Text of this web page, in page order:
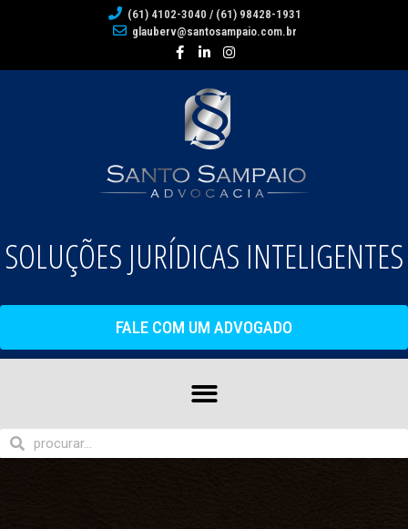
(61) 4102-3040 / (61) 98428-1931
glauberv@santosampaio.com.br
SOLUÇÕES JURÍDICAS INTELIGENTES
FALE COM UM ADVOGADO